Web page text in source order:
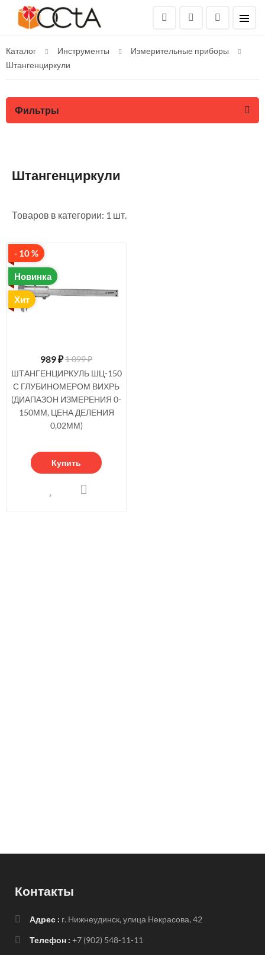
Каталог Инструменты
Измерительные приборы
Штангенциркули
Фильтры
Штангенциркули
Товаров в категории: 1 шт.
- 10 %
Новинка
Хит
989₽1 099 ₽
ШТАНГЕНЦИРКУЛЬ ШЦ-150
С ГЛУБИНОМЕРОМ ВИХРЬ
(ДИАПАЗОН ИЗМЕРЕНИЯ 0-
150ММ, ЦЕНА ДЕЛЕНИЯ
0,02ММ)
Купить
Контакты
Адрес : г. Нижнеудинск, улица Некрасова, 42
Телефон : +7 (902) 548-11-11